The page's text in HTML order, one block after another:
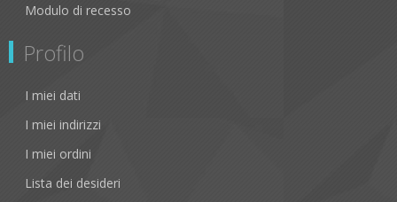
Modulo di recesso
Profilo
I miei dati
I miei indirizzi
I miei ordini
Lista dei desideri